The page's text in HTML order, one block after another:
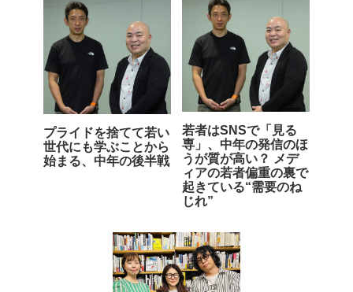
プライドを捨てて若い
世代にも学ぶことから
始まる、中年の後半戦
若者はSNSで「見る
専」、中年の発信のほ
うが質が高い？ メデ
ィアの若者偏重の裏で
起きている“需要のね
じれ”